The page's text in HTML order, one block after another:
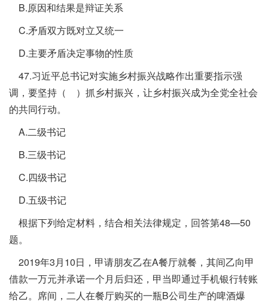
B.原因和结果是辩证关系
C.矛盾双方既对立又统一
D.主要矛盾决定事物的性质
47.习近平总书记对实施乡村振兴战略作出重要指示强
调，要坚持（ ）抓乡村振兴，让乡村振兴成为全党全社会
的共同行动。
A.二级书记
B.三级书记
C.四级书记
D.五级书记
根据下列给定材料，结合相关法律规定，回答第48—50
题。
2019年3月10日，甲请朋友乙在A餐厅就餐，其间乙向甲
借款一万元并承诺一个月后归还，甲当即通过手机银行转账
给乙。席间，二人在餐厅购买的一瓶B公司生产的啤酒爆